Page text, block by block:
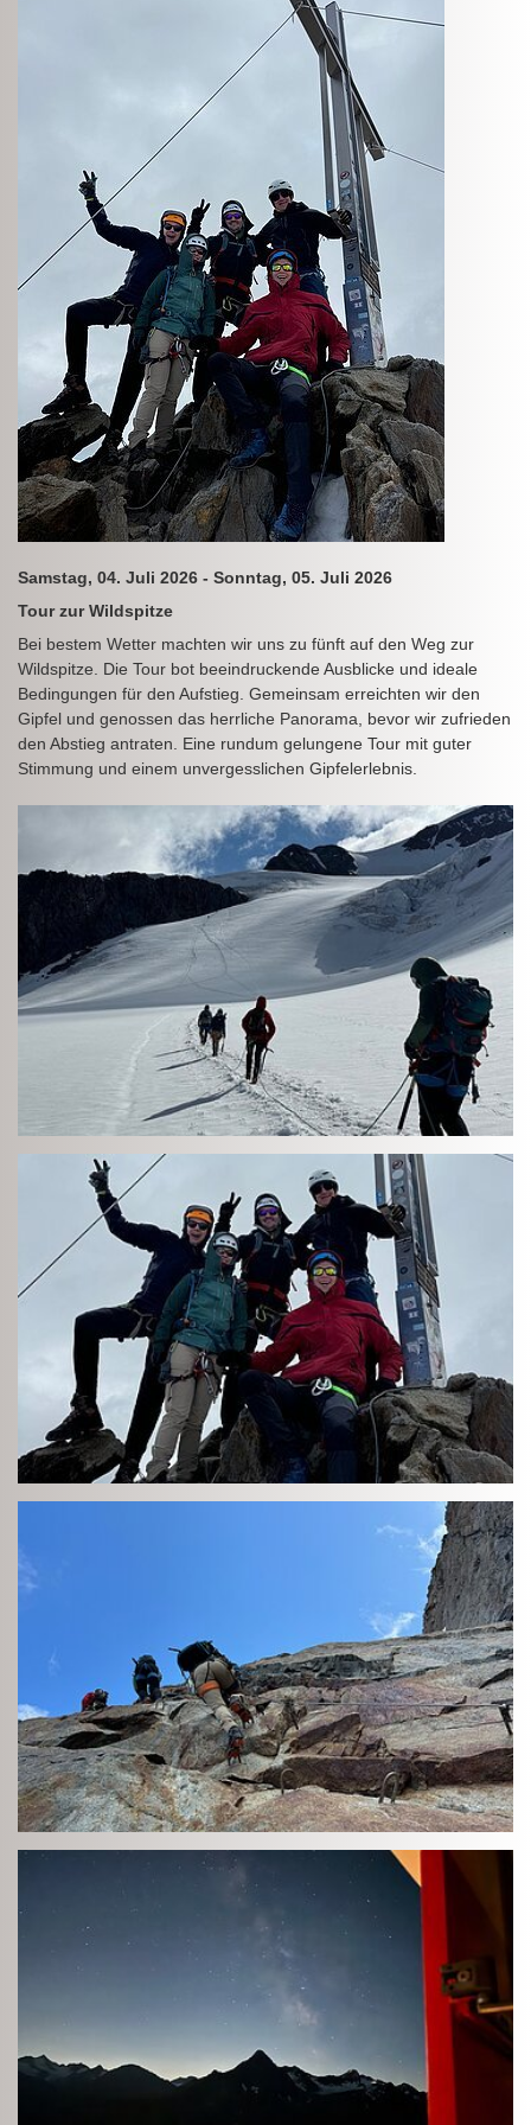
Samstag, 04. Juli 2026 - Sonntag, 05. Juli 2026
Tour zur Wildspitze
Bei bestem Wetter machten wir uns zu fünft auf den Weg zur
Wildspitze. Die Tour bot beeindruckende Ausblicke und ideale
Bedingungen für den Aufstieg. Gemeinsam erreichten wir den
Gipfel und genossen das herrliche Panorama, bevor wir zufrieden
den Abstieg antraten. Eine rundum gelungene Tour mit guter
Stimmung und einem unvergesslichen Gipfelerlebnis.